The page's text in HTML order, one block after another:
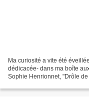
Ma curiosité a vite été
dédicacée- dans ma boîte
Sophie Henrionnet, "Drôle